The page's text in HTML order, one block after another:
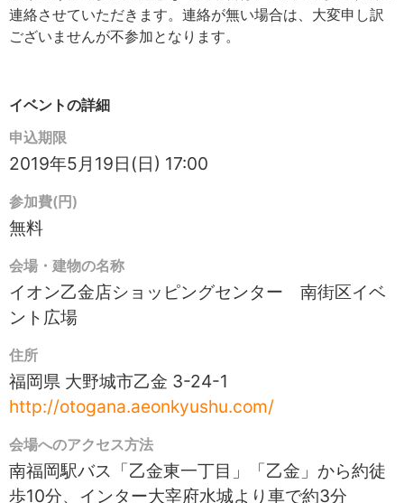
連絡させていただきます。連絡が無い場合は、大変申し訳
ございませんが不参加となります。
イベントの詳細
申込期限
2019年5月19日(日) 17:00
参加費(円)
無料
会場・建物の名称
イオン乙金店ショッピングセンター 南街区イベ
ント広場
住所
福岡県 大野城市乙金 3-24-1
http://otogana.aeonkyushu.com/
会場へのアクセス方法
南福岡駅バス「乙金東一丁目」「乙金」から約徒
歩10分、インター大宰府水城より車で約3分